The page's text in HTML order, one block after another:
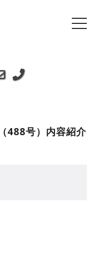
488号）内容紹介